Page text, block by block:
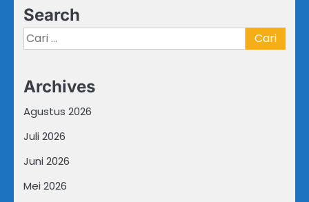
Search
Cari
untuk:
Archives
Agustus 2026
Juli 2026
Juni 2026
Mei 2026